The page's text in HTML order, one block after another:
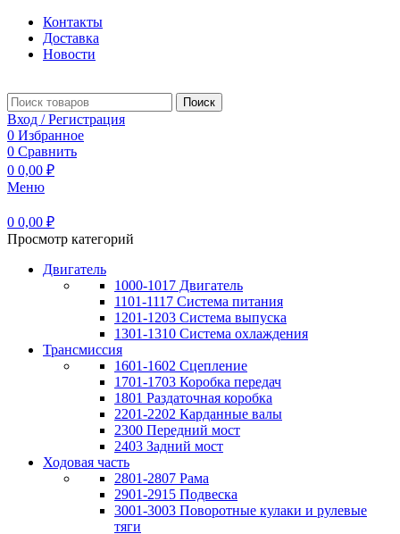
Контакты
Доставка
Новости
Поиск
Вход / Регистрация
0 Избранное
0 Сравнить
0 0,00 ₽
Меню
0 0,00 ₽
Просмотр категорий
Двигатель
1000-1017 Двигатель
1101-1117 Система питания
1201-1203 Система выпуска
1301-1310 Система охлаждения
Трансмиссия
1601-1602 Сцепление
1701-1703 Коробка передач
1801 Раздаточная коробка
2201-2202 Карданные валы
2300 Передний мост
2403 Задний мост
Ходовая часть
2801-2807 Рама
2901-2915 Подвеска
3001-3003 Поворотные кулаки и рулевые
тяги